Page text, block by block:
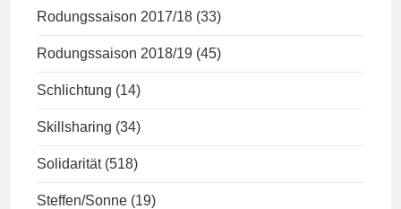
Rodungssaison 2017/18 (33)
Rodungssaison 2018/19 (45)
Schlichtung (14)
Skillsharing (34)
Solidarität (518)
Steffen/Sonne (19)